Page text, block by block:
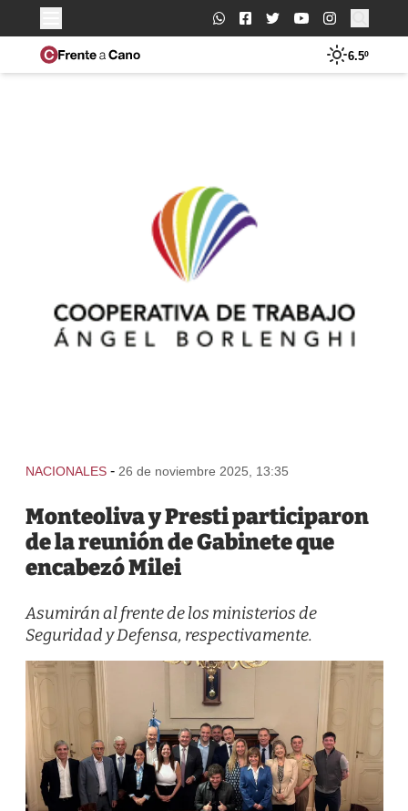
Buscar:
6.5º
NACIONALES - 26 de noviembre 2025, 13:35
Monteoliva y Presti participaron
de la reunión de Gabinete que
encabezó Milei
Asumirán al frente de los ministerios de
Seguridad y Defensa, respectivamente.